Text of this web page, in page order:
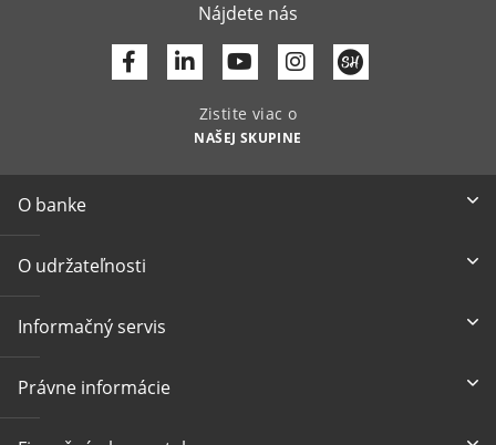
Nájdete nás
Facebook
LinkedinYoutube
Zistite viac o
NAŠEJ SKUPINE
O banke
O udržateľnosti
Informačný servis
Právne informácie